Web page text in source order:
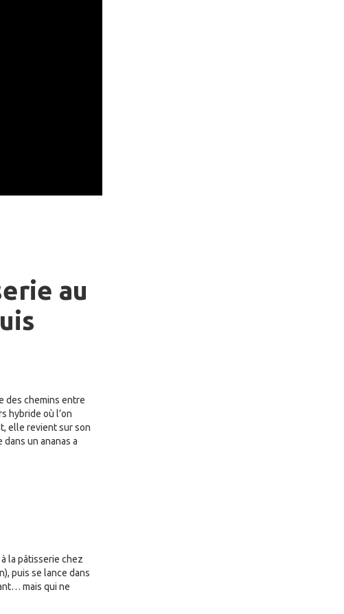
au
des chemins entre
hybride où l’on
elle revient sur son
un ananas a
la pâtisserie chez
puis se lance dans
mais qui ne